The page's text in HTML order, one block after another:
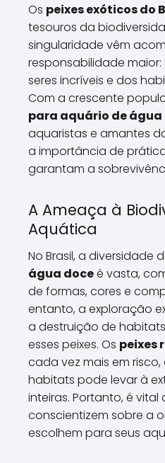
Os peixes exóticos do
tesouros da
singularidade vêm
responsabilidade
seres incríveis e dos
Com a crescente
para aquário de água
aquaristas e amantes
a importância de
garantam a
A Ameaça à
Aquática
No Brasil, a diversidade
água doceé vasta,
de formas, cores e
entanto, a exploração
a destruição de
esses peixes. Os peixes
cada vez mais em
habitats pode levar à
inteiras. Portanto, é
conscientizem sobre a
escolhem para seus